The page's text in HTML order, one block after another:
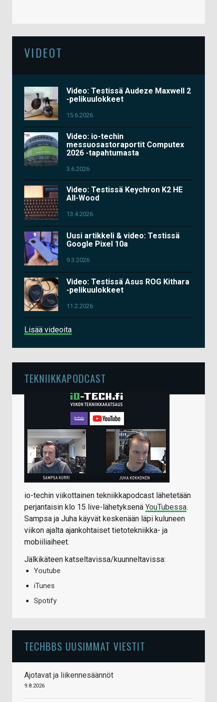
VIDEOT
Video: Testissä Audeze Maxwell 2
-pelikuulokkeet
15.6.2026
Video: io-techin
messuosastoraportit Computex
2026 -tapahtumasta
3.6.2026
Video: Testissä Keychron K2 HE
All-Wood
13.4.2026
Uusi artikkeli & video: Testissä
Google Pixel 10a
9.3.2026
Video: Testissä Asus ROG Kithara
-pelikuulokkeet
11.2.2026
Lisää videoita
TEKNIIKKAPODCAST
io-techin viikottainen tekniikkapodcast lähetetään
perjantaisin klo 15 live-lähetyksenä YouTubessa.
Sampsa ja Juha käyvät keskenään läpi kuluneen
viikon ajalta ajankohtaiset tietotekniikka- ja
mobiiliaiheet.
Jälkikäteen katseltavissa/kuunneltavissa:
Youtube
iTunes
Spotify
TECHBBS UUSIMMAT VIESTIT
Ajotavat ja liikennesäännöt
9.8.2026